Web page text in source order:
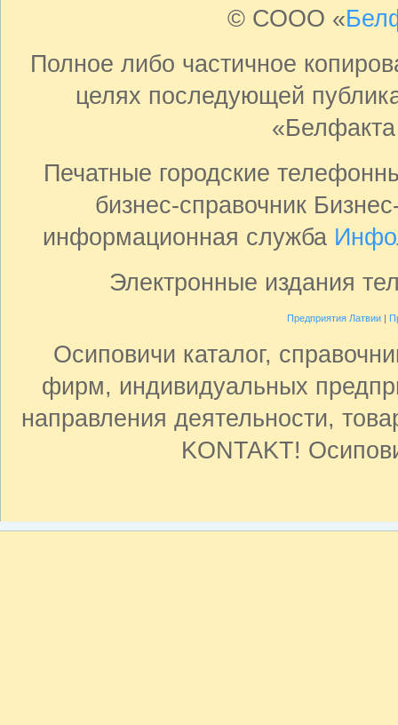
© СООО «
Полное либо частичное
целях последующей
Печатные городские
бизнес-справочник
информационная служба
Электронные издания
Предприятия Латвии|
Осиповичи каталог,
фирм, индивидуальных
направления деятельности,
KONTAKT!